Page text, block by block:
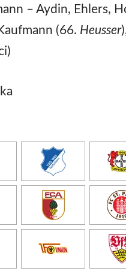
– Aydin, Ehlers,
(66. Heusser